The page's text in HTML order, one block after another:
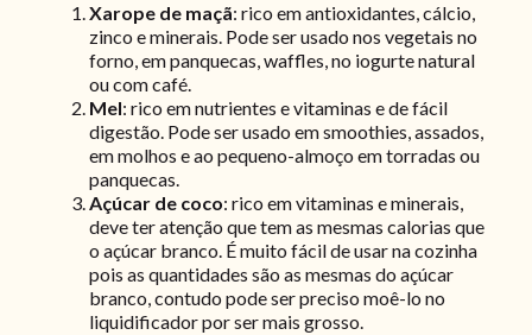
Xarope de maçã: rico em antioxidantes, cálcio,
zinco e minerais. Pode ser usado nos vegetais no
forno, em panquecas, waffles, no iogurte natural
ou com café.
Mel: rico em nutrientes e vitaminas e de fácil
digestão. Pode ser usado em smoothies, assados,
em molhos e ao pequeno-almoço em torradas ou
panquecas.
Açúcar de coco: rico em vitaminas e minerais,
deve ter atenção que tem as mesmas calorias que
o açúcar branco. É muito fácil de usar na cozinha
pois as quantidades são as mesmas do açúcar
branco, contudo pode ser preciso moê-lo no
liquidificador por ser mais grosso.